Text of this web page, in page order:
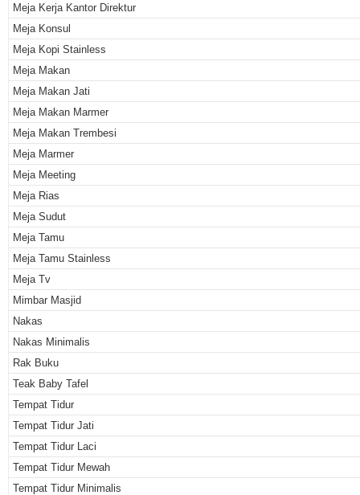
Meja Kerja Kantor Direktur
Meja Konsul
Meja Kopi Stainless
Meja Makan
Meja Makan Jati
Meja Makan Marmer
Meja Makan Trembesi
Meja Marmer
Meja Meeting
Meja Rias
Meja Sudut
Meja Tamu
Meja Tamu Stainless
Meja Tv
Mimbar Masjid
Nakas
Nakas Minimalis
Rak Buku
Teak Baby Tafel
Tempat Tidur
Tempat Tidur Jati
Tempat Tidur Laci
Tempat Tidur Mewah
Tempat Tidur Minimalis